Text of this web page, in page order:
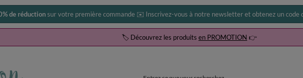
de réductionsur votre première commande ✉️ Inscrivez-vous à notre newsletter et obtenez un code
🏷️ Découvrez les produits en PROMOTION 👉